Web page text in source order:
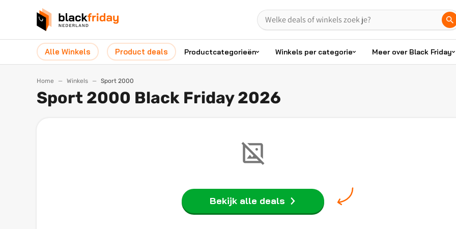
Alle Winkels Product deals Productcategorieën Winkels per categorie Meer over Black Friday
Home Winkels Sport 2000
Sport 2000 Black Friday 2026
Bekijk alle deals